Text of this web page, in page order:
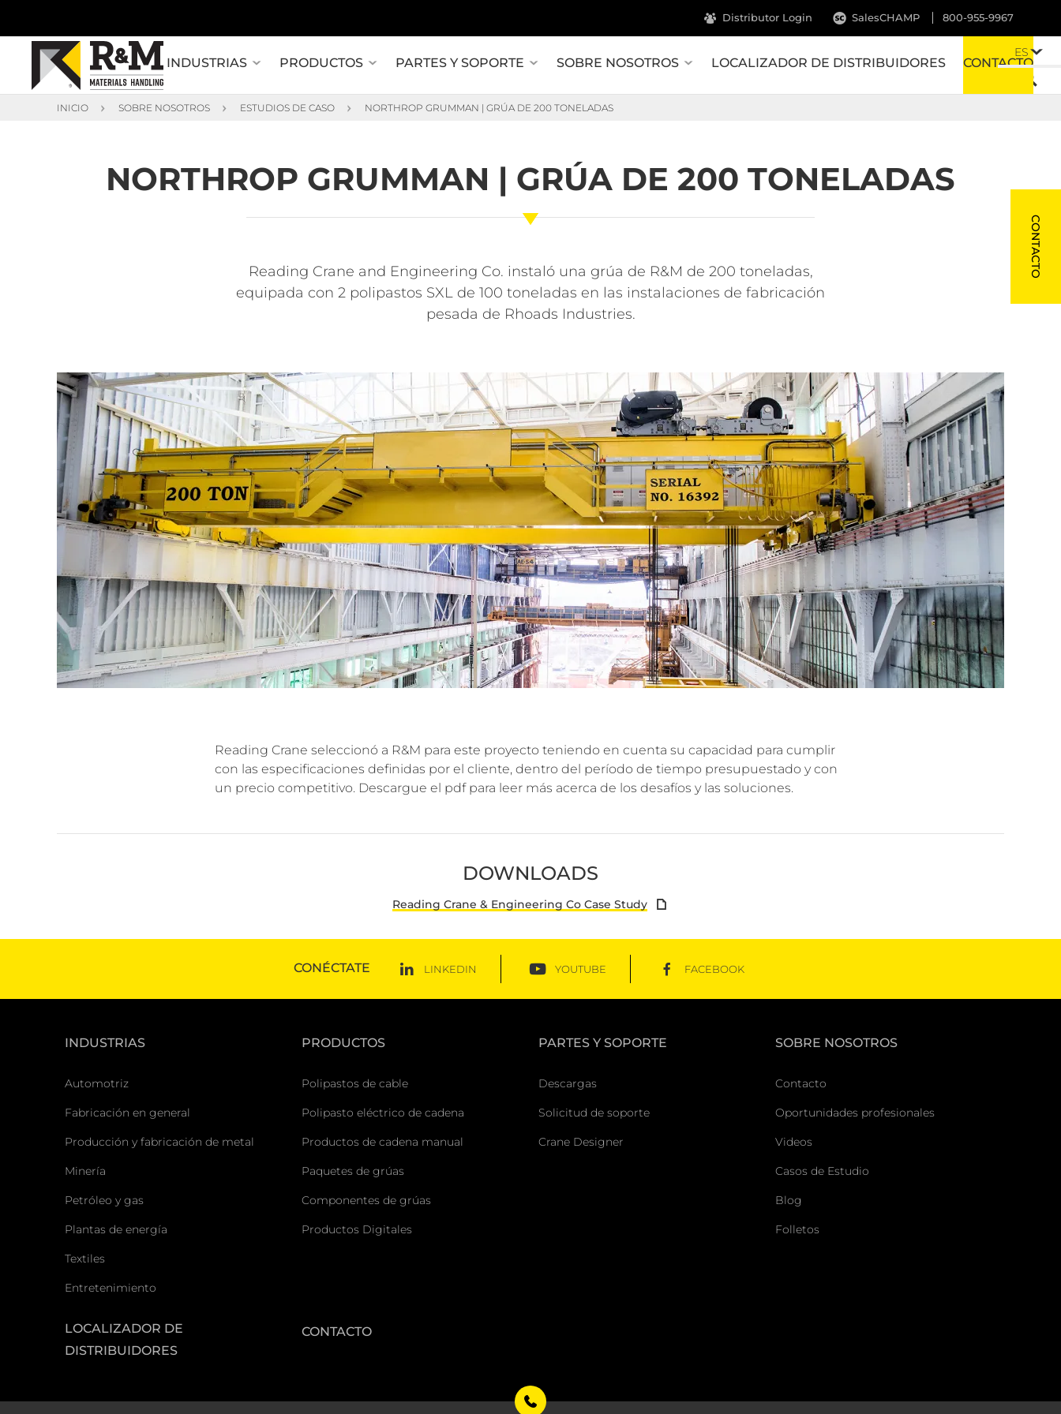
800-955-9967
Distributor Login SalesCHAMP
INDUSTRIAS PRODUCTOS PARTES Y SOPORTE SOBRE NOSOTROS LOCALIZADOR DE DISTRIBUIDORES CONTACTO
ES
INICIO SOBRE NOSOTROS ESTUDIOS DE CASO NORTHROP GRUMMAN | GRÚA DE 200 TONELADAS
NORTHROP GRUMMAN | GRÚA DE 200 TONELADAS
Reading Crane and Engineering Co. instaló una grúa de R&M de 200 toneladas,
equipada con 2 polipastos SXL de 100 toneladas en las instalaciones de fabricación
pesada de Rhoads Industries.
Reading Crane seleccionó a R&M para este proyecto teniendo en cuenta su capacidad para cumplir
con las especificaciones definidas por el cliente, dentro del período de tiempo presupuestado y con
un precio competitivo. Descargue el pdf para leer más acerca de los desafíos y las soluciones.
DOWNLOADS
Reading Crane & Engineering Co Case Study
CONÉCTATE LINKEDIN YOUTUBE FACEBOOK
CONTACTO
INDUSTRIAS
Automotriz
Fabricación en general
Producción y fabricación de metal
Minería
Petróleo y gas
Plantas de energía
Textiles
Entretenimiento
PRODUCTOS
Polipastos de cable
Polipasto eléctrico de cadena
Productos de cadena manual
Paquetes de grúas
Componentes de grúas
Productos Digitales
PARTES Y SOPORTE
Descargas
Solicitud de soporte
Crane Designer
SOBRE NOSOTROS
Contacto
Oportunidades profesionales
Videos
Casos de Estudio
Blog
Folletos
LOCALIZADOR DE
DISTRIBUIDORES
CONTACTO